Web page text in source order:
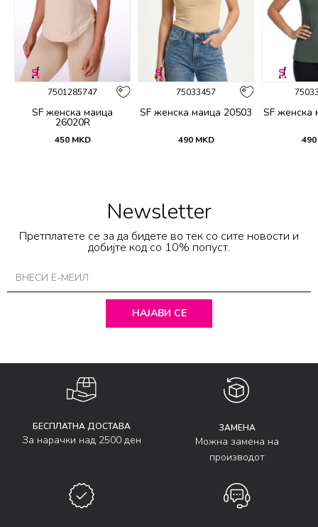
7501285747
SF женска маица
26020R
450 MKD
75033457
SF женска маица 20503
490 MKD
SF женска
490
Newsletter
Претплатете се за да бидете во тек со сите новости и
добијте код со 10% попуст.
НАЈАВИ СЕ
БЕСПЛАТНА ДОСТАВА
За нарачки над 2500 ден
ЗАМЕНА
Можна замена на
производот